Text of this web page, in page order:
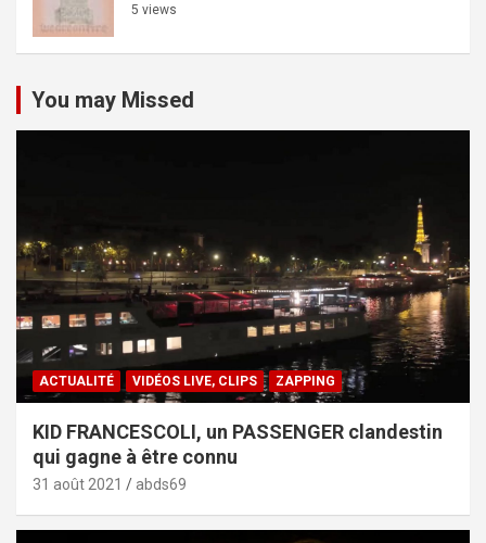
5 views
You may Missed
ACTUALITÉ VIDÉOS LIVE, CLIPS ZAPPING
KID FRANCESCOLI, un PASSENGER clandestin
qui gagne à être connu
31 août 2021 abds69